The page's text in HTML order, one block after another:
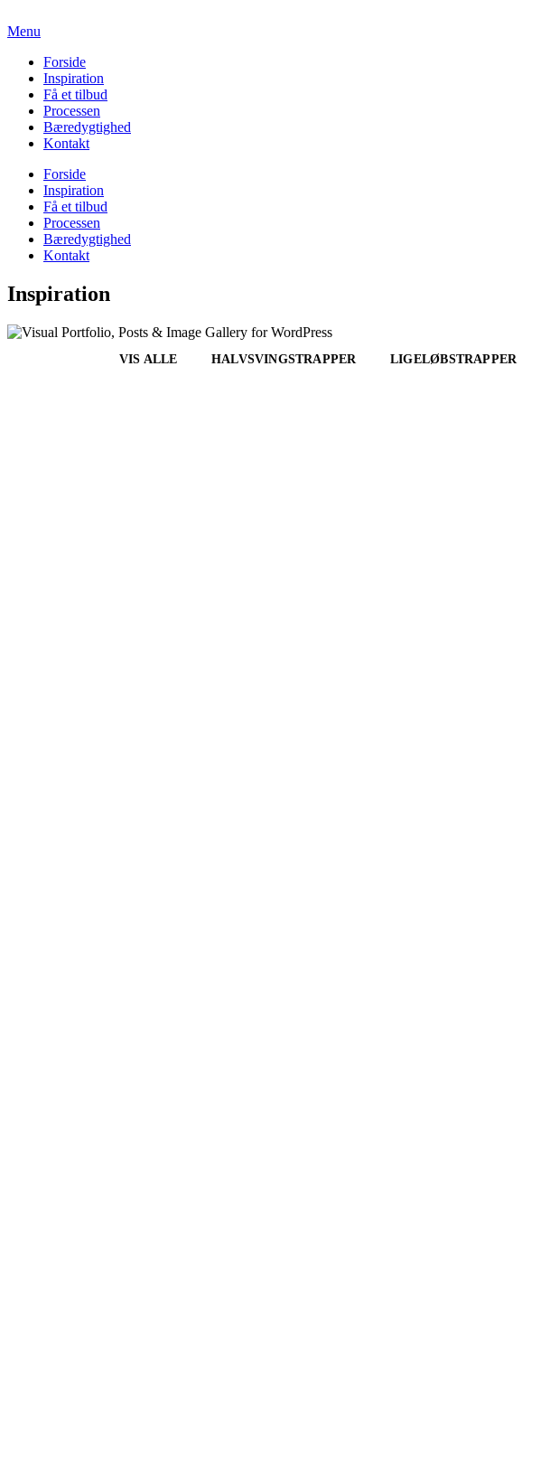
Menu
Forside
Inspiration
Få et tilbud
Processen
Bæredygtighed
Kontakt
Forside
Inspiration
Få et tilbud
Processen
Bæredygtighed
Kontakt
Inspiration
VIS ALLE HALVSVINGSTRAPPER LIGELØBSTRAPPER